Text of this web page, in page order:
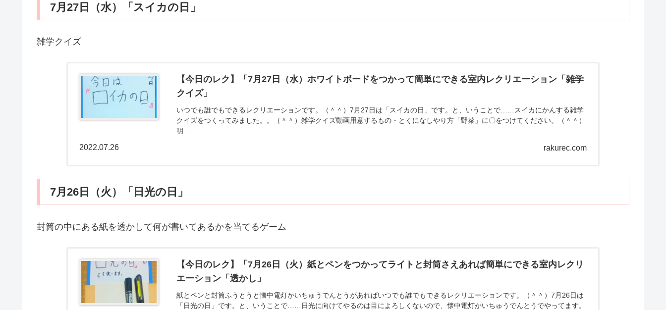
7月27日（水）「スイカの日」
雑学クイズ
【今日のレク】「7月27日（水）ホワイトボードをつかって簡単にできる室内レクリエーション「雑学
クイズ」
いつでも誰でもできるレクリエーションです。（＾＾）7月27日は「スイカの日」です。と、いうことで……スイカにかんする雑学
クイズをつくってみました。。（＾＾）雑学クイズ動画用意するもの・とくになしやり方「野菜」に〇をつけてください。（＾＾）
明...
rakurec.com
2022.07.26
7月26日（火）「日光の日」
封筒の中にある紙を透かして何が書いてあるかを当てるゲーム
【今日のレク】「7月26日（火）紙とペンをつかってライトと封筒さえあれば簡単にできる室内レクリ
エーション「透かし」
紙とペンと封筒ふうとうと懐中電灯かいちゅうでんとうがあればいつでも誰でもできるレクリエーションです。（＾＾）7月26日は
「日光の日」です。と、いうことで……日光に向けてやるのは目によろしくないので、懐中電灯かいちゅうでんとうでやってます。